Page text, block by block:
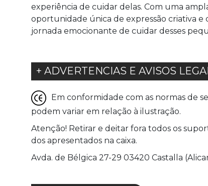
experiência de cuidar delas. Com uma
oportunidade única de expressão criativa e
jornada emocionante de cuidar desses
+ ADVERTENCIAS E AVISOS
Em conformidade com as normas de
podem variar em relação à ilustração.
Atenção! Retirar e deitar fora todos os
dos apresentados na caixa.
Avda. de Bélgica 27-29 03420 Castalla